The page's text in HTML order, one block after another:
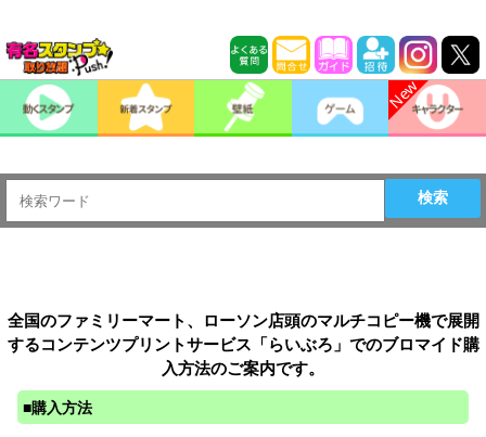
検索
全国のファミリーマート、ローソン店頭のマルチコピー機で展開
するコンテンツプリントサービス「らいぶろ」でのブロマイド購
入方法のご案内です。
■購入方法